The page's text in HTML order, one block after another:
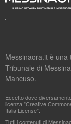
Messinaora.it è
Tribunale di
Mancuso.
Eccetto dove
licenza "Creative
Italia License".
Tutti i contenuti di